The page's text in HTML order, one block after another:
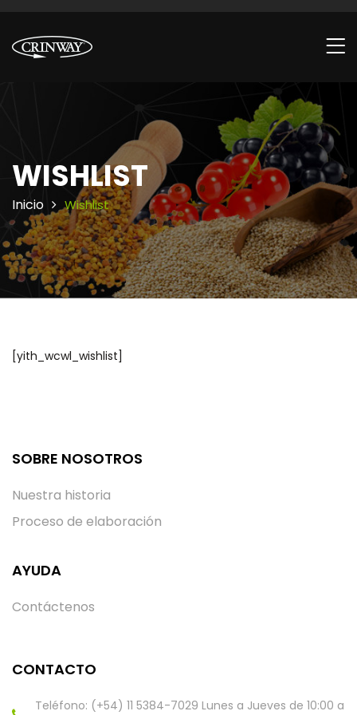
WISHLIST
Inicio Wishlist
[yith_wcwl_wishlist]
SOBRE NOSOTROS
Nuestra historia
Proceso de elaboración
AYUDA
Contáctenos
CONTACTO
Teléfono: (+54) 11 5384-7029 Lunes a Jueves de 10:00 a